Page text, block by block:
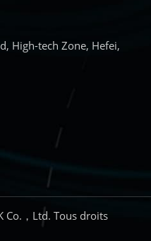
High-tech Zone, Hefei,
Co.，Ltd. Tous droits